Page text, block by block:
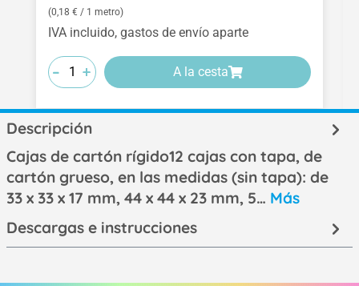
(0,18 € / 1 metro)
IVA incluido, gastos de envío aparte
-
-
- +
+
+ A la cesta
Descripción
Cajas de cartón rígido12 cajas con tapa, de
cartón grueso, en las medidas (sin tapa): de
33 x 33 x 17 mm, 44 x 44 x 23 mm, 5… Más
Descargas e instrucciones